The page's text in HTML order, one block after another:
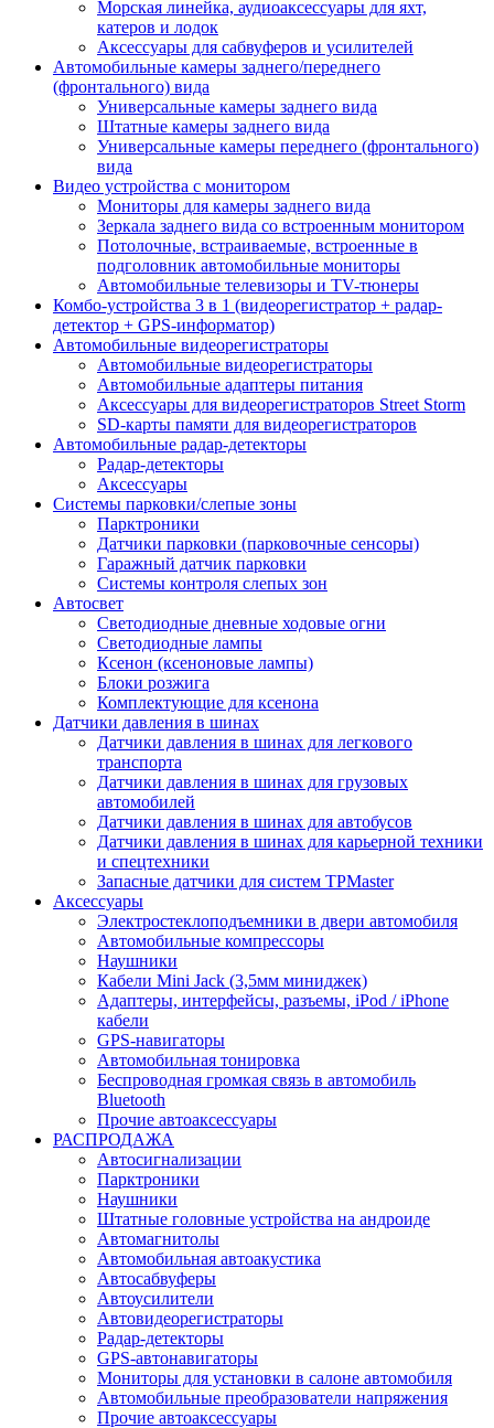
Морская линейка, аудиоаксессуары для яхт,
катеров и лодок
Аксессуары для сабвуферов и усилителей
Автомобильные камеры заднего/переднего
(фронтального) вида
Универсальные камеры заднего вида
Штатные камеры заднего вида
Универсальные камеры переднего (фронтального)
вида
Видео устройства c монитором
Мониторы для камеры заднего вида
Зеркала заднего вида со встроенным монитором
Потолочные, встраиваемые, встроенные в
подголовник автомобильные мониторы
Автомобильные телевизоры и TV-тюнеры
Комбо-устройства 3 в 1 (видеорегистратор + радар-
детектор + GPS-информатор)
Автомобильные видеорегистраторы
Автомобильные видеорегистраторы
Автомобильные адаптеры питания
Аксессуары для видеорегистраторов Street Storm
SD-карты памяти для видеорегистраторов
Автомобильные радар-детекторы
Радар-детекторы
Аксессуары
Системы парковки/слепые зоны
Парктроники
Датчики парковки (парковочные сенсоры)
Гаражный датчик парковки
Системы контроля слепых зон
Автосвет
Светодиодные дневные ходовые огни
Светодиодные лампы
Ксенон (ксеноновые лампы)
Блоки розжига
Комплектующие для ксенона
Датчики давления в шинах
Датчики давления в шинах для легкового
транспорта
Датчики давления в шинах для грузовых
автомобилей
Датчики давления в шинах для автобусов
Датчики давления в шинах для карьерной техники
и спецтехники
Запасные датчики для систем TPMaster
Аксессуары
Электростеклоподъемники в двери автомобиля
Автомобильные компрессоры
Наушники
Кабели Mini Jack (3,5мм миниджек)
Адаптеры, интерфейсы, разъемы, iPod / iPhone
кабели
GPS-навигаторы
Автомобильная тонировка
Беспроводная громкая связь в автомобиль
Bluetooth
Прочие автоаксессуары
РАСПРОДАЖА
Автосигнализации
Парктроники
Наушники
Штатные головные устройства на андроиде
Автомагнитолы
Автомобильная автоакустика
Автосабвуферы
Автоусилители
Автовидеорегистраторы
Радар-детекторы
GPS-автонавигаторы
Мониторы для установки в салоне автомобиля
Автомобильные преобразователи напряжения
Прочие автоаксессуары